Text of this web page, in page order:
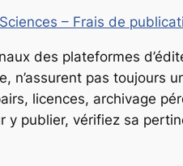
– Frais de
des plateformes
n’assurent pas toujours
licences, archivage
y publier, vérifiez sa